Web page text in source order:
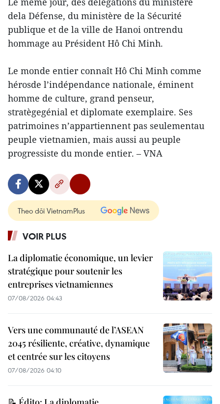
dela Défense, du ministère de la Sécurité
publique et de la ville de Hanoi ontrendu
hommage au Président Hô Chi Minh.
Le monde entier connaît Hô Chi Minh comme
hérosde l’indépendance nationale, éminent
homme de culture, grand penseur,
stratègegénial et diplomate exemplaire. Ses
patrimoines n’appartiennent pas seulementau
peuple vietnamien, mais aussi au peuple
progressiste du monde entier. – VNA
Theo dõi VietnamPlus
VOIR PLUS
La diplomatie économique, un levier
stratégique pour soutenir les
entreprises vietnamiennes
07/08/2026 04:43
Vers une communauté de l’ASEAN
2045 résiliente, créative, dynamique
et centrée sur les citoyens
07/08/2026 04:10